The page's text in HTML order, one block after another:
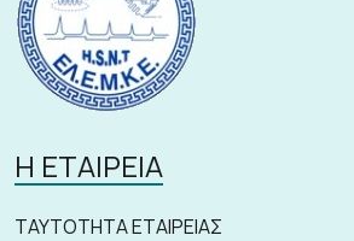
Η ΕΤΑΙΡΕΙΑ
ΤΑΥΤΟΤΗΤΑ ΕΤΑΙΡΕΙΑΣ